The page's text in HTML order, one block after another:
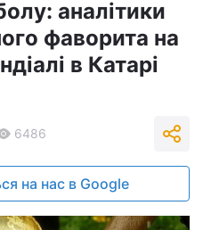
аналітики
фаворита на
в Катарі
6486
на нас в Google